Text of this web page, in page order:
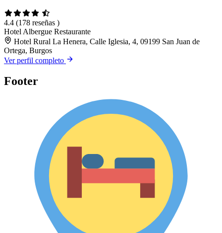
4.4 (178 reseñas )
Hotel Albergue Restaurante
Hotel Rural La Henera, Calle Iglesia, 4, 09199 San Juan de
Ortega, Burgos
Ver perfil completo
Footer